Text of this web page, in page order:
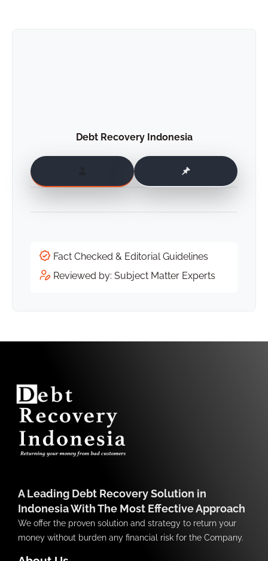
Debt Recovery Indonesia
Fact Checked & Editorial Guidelines
Reviewed by: Subject Matter Experts
A Leading Debt Recovery Solution in
Indonesia With The Most Effective Approach
We offer the proven solution and strategy to return your
money without burden any financial risk for the Company.